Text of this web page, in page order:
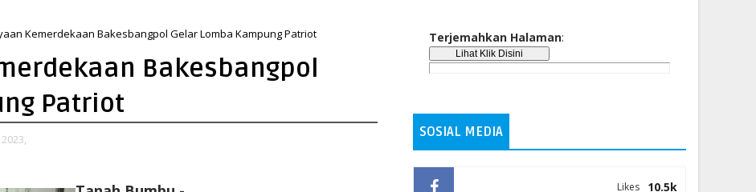
Kemerdekaan Bakesbangpol Gelar Lomba Kampung Patriot
Bakesbangpol
Patriot
Terjemahkan Halaman:
SOSIAL MEDIA
10.5k
Likes